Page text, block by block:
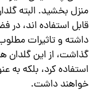
منزل بخشید. البته
قابل استفاده اند، در
داشته و تاثیرات
گذاشت، از این گلدان
استفاده کرد، بلکه به
خواهند داشت.